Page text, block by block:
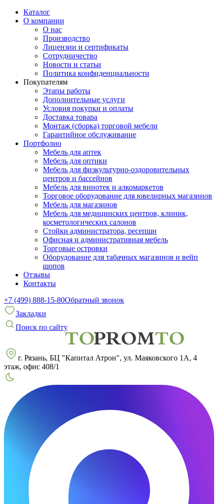
Каталог
О компании
О нас
Производство
Лицензии и сертификаты
Сотрудничество
Новости и статьи
Политика конфиденциальности
Покупателям
Этапы работы
Дополнительные услуги
Условия покупки и оплаты
Доставка товара
Монтаж (сборка) торговой мебели
Гарантийное обслуживание
Портфолио
Мебель для аптек
Мебель для оптики
Мебель для физкультурно-оздоровительных
центров и бассейнов
Мебель для винотек и алкомаркетов
Торговое оборудование для ювелирных магазинов
Мебель для магазинов
Мебель для медицинских центров, клиник,
косметологических салонов
Стойки администратора, ресепшн
Офисная и административная мебель
Торговые островки
Оборудование для табачных магазинов и вейп
шопов
Отзывы
Контакты
+7 (499) 888-15-80Обратный звонок
Закладки
Поиск по сайту
г. Рязань, БЦ "Капитал Атрон", ул. Маяковского 1А, 4
этаж, офис 408/1